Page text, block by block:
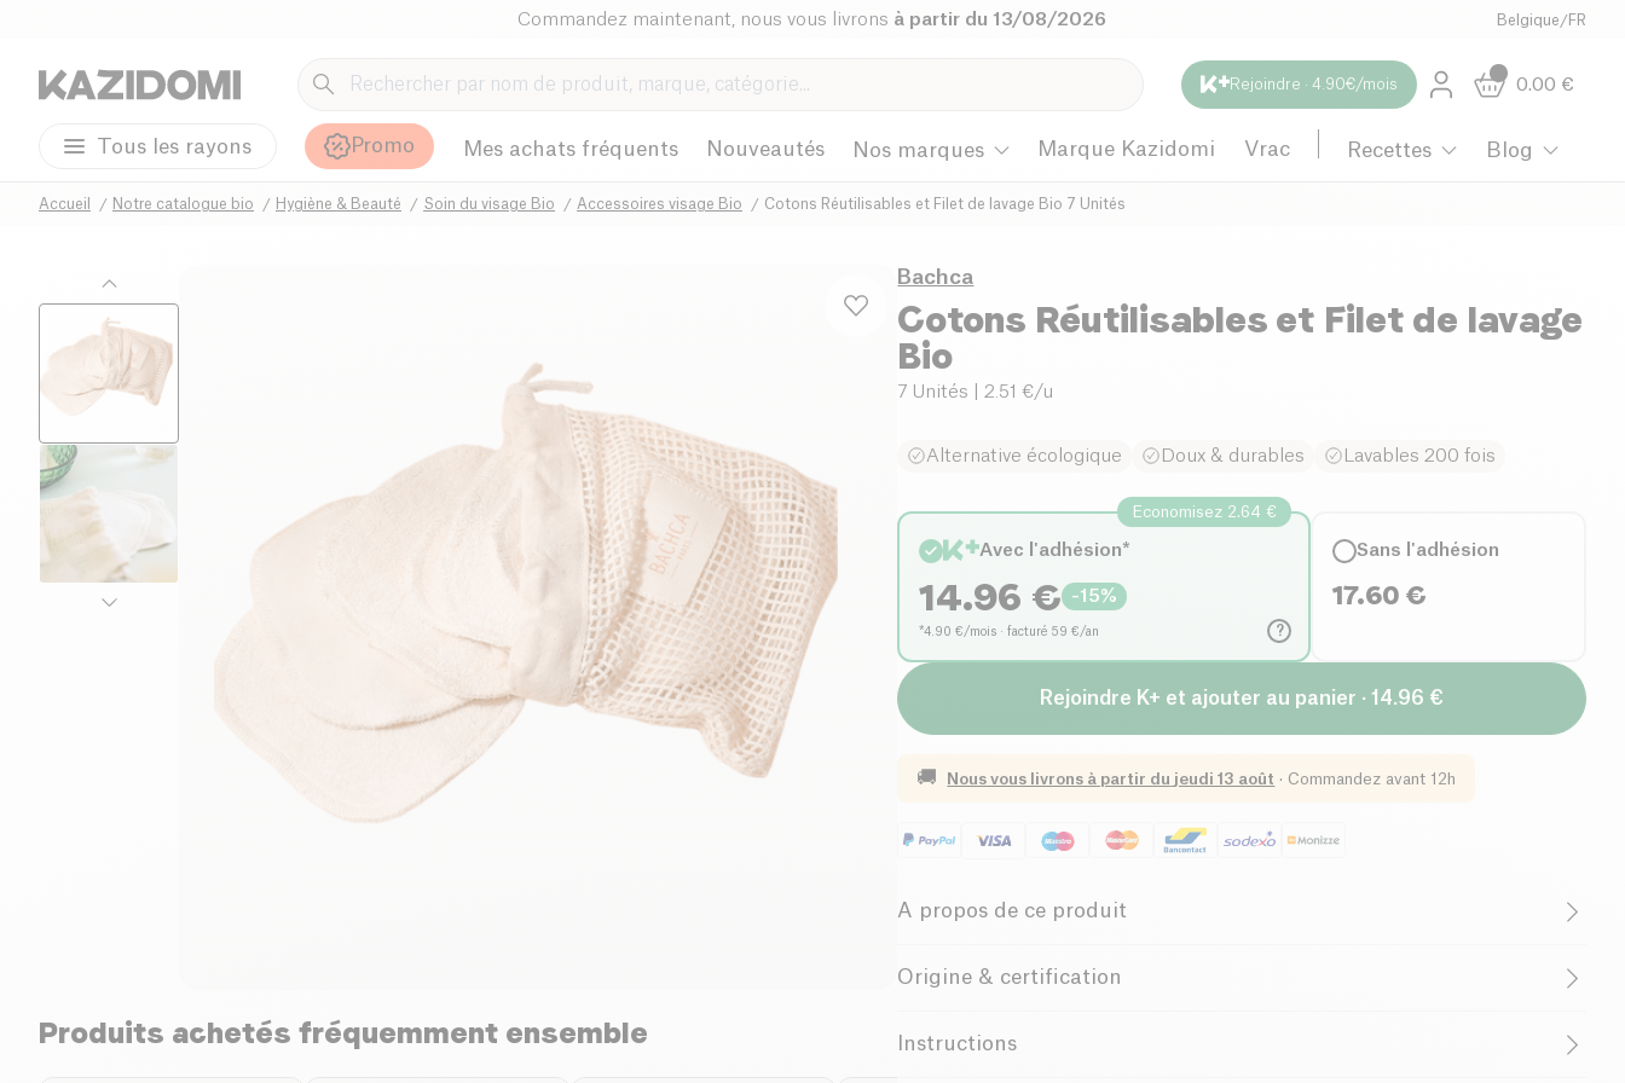
Commandez maintenant, nous vous livrons à partir du 13/08/2026 Belgique /FR
Rejoindre · 4.90€/mois 0.00 €
Tous les rayons Promo Mes achats fréquents Nouveautés Nos marques Marque Kazidomi Vrac Recettes Blog
Accueil Notre catalogue bio Hygiène & Beauté Soin du visage Bio Accessoires visage Bio Cotons Réutilisables et Filet de lavage Bio 7 Unités
Produits achetés fréquemment ensemble
Bachca
Cotons Réutilisables et Filet de lavage
Bio
7 Unités | 2.51 €/u
Alternative écologique Doux & durables Lavables 200 fois
?
Economisez 2.64 €
Avec l'adhésion*
14.96 € -15%
*4.90 €/mois · facturé 59 €/an
Sans l'adhésion
17.60 €
Rejoindre K+ et ajouter au panier · 14.96 €
🚚 Nous vous livrons à partir du jeudi 13 août · Commandez avant 12h
A propos de ce produit
Biologique Female Founder
Offrez à votre routine beauté une touche de **durabilité** avec les cotons
Origine & certification
Instructions